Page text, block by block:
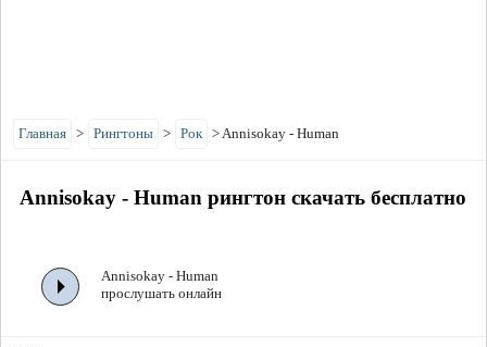
Главная > Рингтоны > Рок >Annisokay - Human
Annisokay - Human рингтон скачать бесплатно
Annisokay - Human
прослушать онлайн